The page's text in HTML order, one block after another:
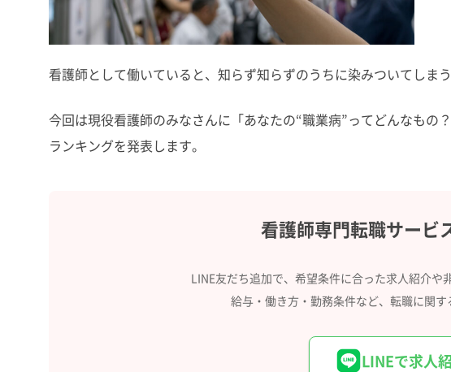
看護師として働いていると、知らず知らずのうちに染みついてしま
今回は現役看護師のみなさんに「あなたの“職業病”ってどんなも
ランキングを発表します。
看護師専門転職サービ
LINE友だち追加で、希望条件に合った求人紹介や
給与・働き方・勤務条件など、 転職に関す
LINEで求人